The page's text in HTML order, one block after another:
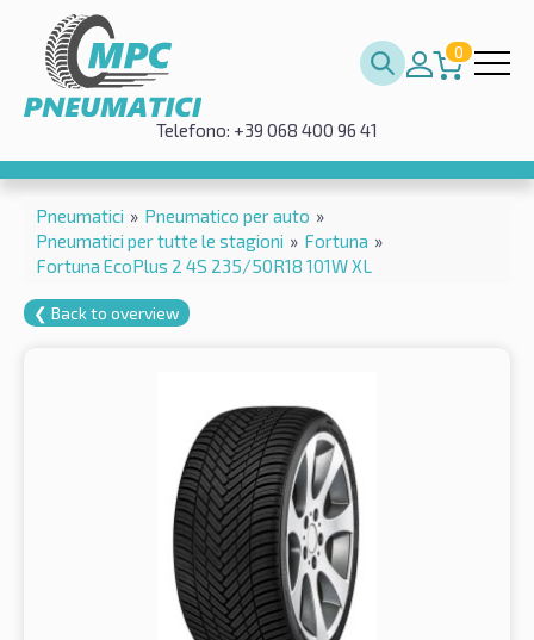
0
Telefono: +39 068 400 96 41
Pneumatici » Pneumatico per auto »
Pneumatici per tutte le stagioni » Fortuna »
Fortuna EcoPlus 2 4S 235/50R18 101W XL
❮ Back to overview